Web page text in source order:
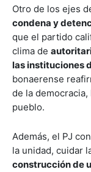
Otro de los ejes
condena y
que el partido
clima de
las instituciones
bonaerense
de la
pueblo.
Además, el PJ
la unidad, cuidar
construcción de